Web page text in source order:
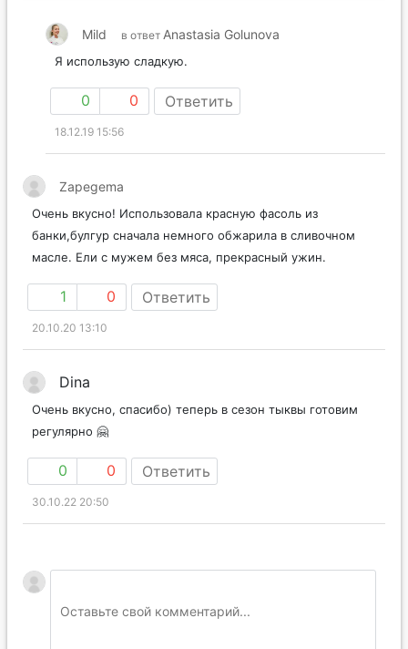
Mild в ответ Anastasia Golunova
Я использую сладкую.
0 0 Ответить
18.12.19 15:56
Zapegema
Очень вкусно! Использовала красную фасоль из
банки,булгур сначала немного обжарила в сливочном
масле. Ели с мужем без мяса, прекрасный ужин.
1 0 Ответить
20.10.20 13:10
Dina
Очень вкусно, спасибо) теперь в сезон тыквы готовим
регулярно 🤗
0 0 Ответить
30.10.22 20:50